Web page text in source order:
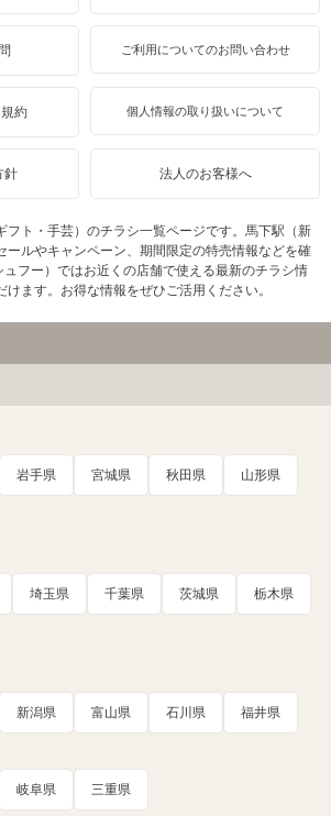
ご利用についてのお問い合わせ
約 個人情報の取り扱いについて
針 法人のお客様へ
フト・手芸）のチラシ一覧ページです。馬下駅（新
ールやキャンペーン、期間限定の特売情報などを確
フー）ではお近くの店舗で使える最新のチラシ情
ます。お得な情報をぜひご活用ください。
岩手県 宮城県 秋田県 山形県
埼玉県 千葉県 茨城県 栃木県
新潟県 富山県 石川県 福井県
岐阜県 三重県